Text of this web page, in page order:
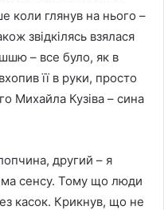
коли глянув на нього –
звідкілясь взялася
– все було, як в
її в руки, просто
Михайла Кузіва – сина
другий – я
сенсу. Тому що люди
касок. Крикнув, що не